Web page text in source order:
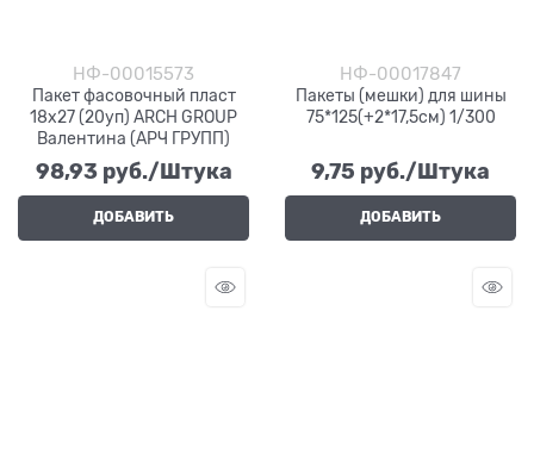
НФ-00015573
Пакет фасовочный пласт
18х27 (20уп) ARCH GROUP
Валентина (АРЧ ГРУПП)
98,93 руб./Штука
ДОБАВИТЬ
НФ-00017847
Пакеты (мешки) для шины
75*125(+2*17,5см) 1/300
9,75 руб./Штука
ДОБАВИТЬ